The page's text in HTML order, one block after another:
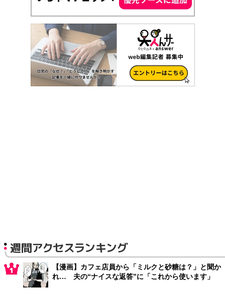
週間アクセスランキング
【漫画】カフェ店員から「ミルクと砂糖は？」と聞か
れ… 夫の“ナイスな返答”に「これから使います」